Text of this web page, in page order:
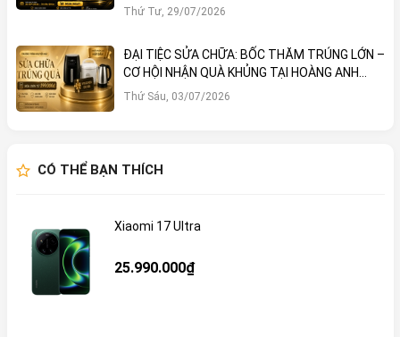
Thứ Tư, 29/07/2026
ĐẠI TIỆC SỬA CHỮA: BỐC THĂM TRÚNG LỚN –
CƠ HỘI NHẬN QUÀ KHỦNG TẠI HOÀNG ANH
MOBILE
Thứ Sáu, 03/07/2026
CÓ THỂ BẠN THÍCH
Xiaomi 17 Ultra
25.990.000₫